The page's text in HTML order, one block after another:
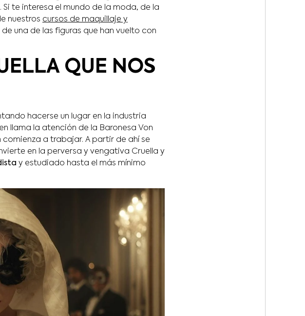
te interesa el mundo de la moda, de la
nuestros cursos de maquillaje y
una de las figuras que han vuelto con
QUE NOS
hacerse un lugar en la industria
llama la atención de la Baronesa Von
a trabajar. A partir de ahí se
en la perversa y vengativa Cruella y
y estudiado hasta el más mínimo